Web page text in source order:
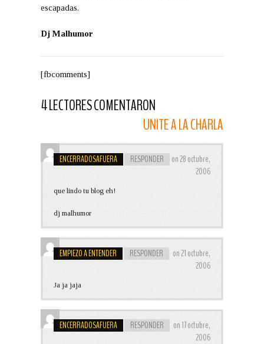
escapadas.
Dj Malhumor
[fbcomments]
4 LECTORES COMENTARON
UNITE A LA CHARLA
ENCERRADOSAFUERA RESPONDER
on 28 octubre,
2006
que lindo tu blog eh!
dj malhumor
EMPIEZO A ENTENDER RESPONDER
on 21 octubre,
2006
Ja ja jaja
ENCERRADOSAFUERA RESPONDER
on 17 octubre,
2006